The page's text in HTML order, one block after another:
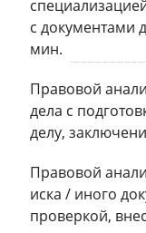
с документами
мин.
Правовой
дела с
делу,
Правовой
иска / иного
проверкой,